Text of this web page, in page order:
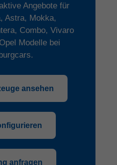
Angebote für
Astra, Mokka,
Combo, Vivaro
Modelle bei
ansehen
anfragen